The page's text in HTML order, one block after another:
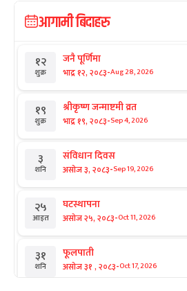
आगामी बिदाहरु
१२
शुक्र
जनै पूर्णिमा
भाद्र १२, २०८३-Aug 28, 2026
१९
शुक्र
श्रीकृष्ण जन्माष्टमी व्रत
भाद्र १९, २०८३-Sep 4, 2026
३
शनि
संविधान दिवस
असोज ३, २०८३-Sep 19, 2026
२५
आइत
घटस्थापना
असोज २५, २०८३-Oct 11, 2026
३१
शनि
फूलपाती
असोज ३१ , २०८३-Oct 17, 2026